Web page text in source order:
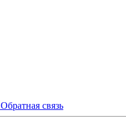
Обратная связь